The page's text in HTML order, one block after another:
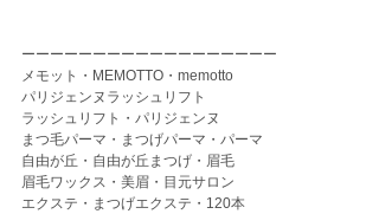
ーーーーーーーーーーーーーーーーーー
メモット・MEMOTTO・memotto
パリジェンヌラッシュリフト
ラッシュリフト・パリジェンヌ
まつ毛パーマ・まつげパーマ・パーマ
自由が丘・自由が丘まつげ・眉毛
眉毛ワックス・美眉・目元サロン
エクステ・まつげエクステ・120本